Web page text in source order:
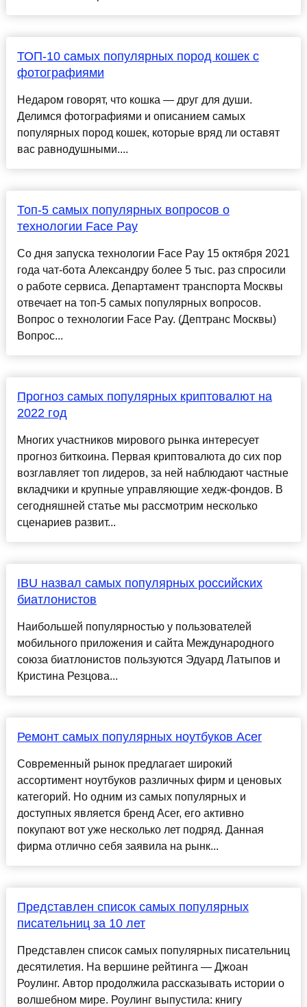
ТОП-10 самых популярных пород кошек с
фотографиями
Недаром говорят, что кошка — друг для души.
Делимся фотографиями и описанием самых
популярных пород кошек, которые вряд ли оставят
вас равнодушными....
Топ-5 самых популярных вопросов о
технологии Face Pay
Cо дня запуска технологии Face Pay 15 октября 2021
года чат-бота Александру более 5 тыс. раз спросили
о работе сервиса. Департамент транспорта Москвы
отвечает на топ-5 самых популярных вопросов.
Вопрос о технологии Face Pay. (Дептранс Москвы)
Вопрос...
Прогноз самых популярных криптовалют на
2022 год
Многих участников мирового рынка интересует
прогноз биткоина. Первая криптовалюта до сих пор
возглавляет топ лидеров, за ней наблюдают частные
вкладчики и крупные управляющие хедж-фондов. В
сегодняшней статье мы рассмотрим несколько
сценариев развит...
IBU назвал самых популярных российских
биатлонистов
Наибольшей популярностью у пользователей
мобильного приложения и сайта Международного
союза биатлонистов пользуются Эдуард Латыпов и
Кристина Резцова...
Ремонт самых популярных ноутбуков Acer
Современный рынок предлагает широкий
ассортимент ноутбуков различных фирм и ценовых
категорий. Но одним из самых популярных и
доступных является бренд Acer, его активно
покупают вот уже несколько лет подряд. Данная
фирма отлично себя заявила на рынк...
Представлен список самых популярных
писательниц за 10 лет
Представлен список самых популярных писательниц
десятилетия. На вершине рейтинга — Джоан
Роулинг. Автор продолжила рассказывать истории о
волшебном мире. Роулинг выпустила: книгу